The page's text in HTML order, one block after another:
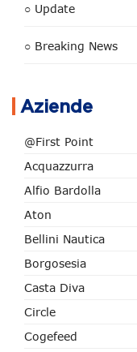
○ Update
○ Breaking News
Aziende
@First Point
Acquazzurra
Alfio Bardolla
Aton
Bellini Nautica
Borgosesia
Casta Diva
Circle
Cogefeed